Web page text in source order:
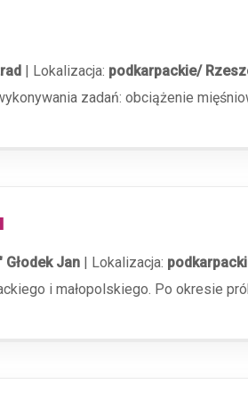
| Lokalizacja: podkarpackie/
zadań: obciążenie
Jan | Lokalizacja:
i małopolskiego. Po okresie